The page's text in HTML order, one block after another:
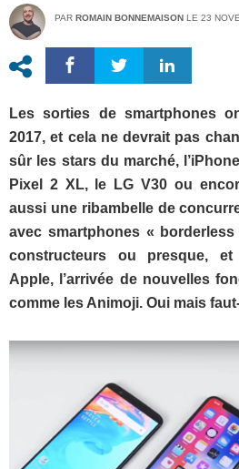
PAR ROMAIN BONNEMAISON LE 23
Les sorties de smartphones
2017, et cela ne devrait pas
sûr les stars du marché,
Pixel 2 XL, le LG V30 ou
aussi une ribambelle de
avec smartphones «
constructeurs ou presque,
Apple, l’arrivée de nouvelles
comme les Animoji. Oui mais